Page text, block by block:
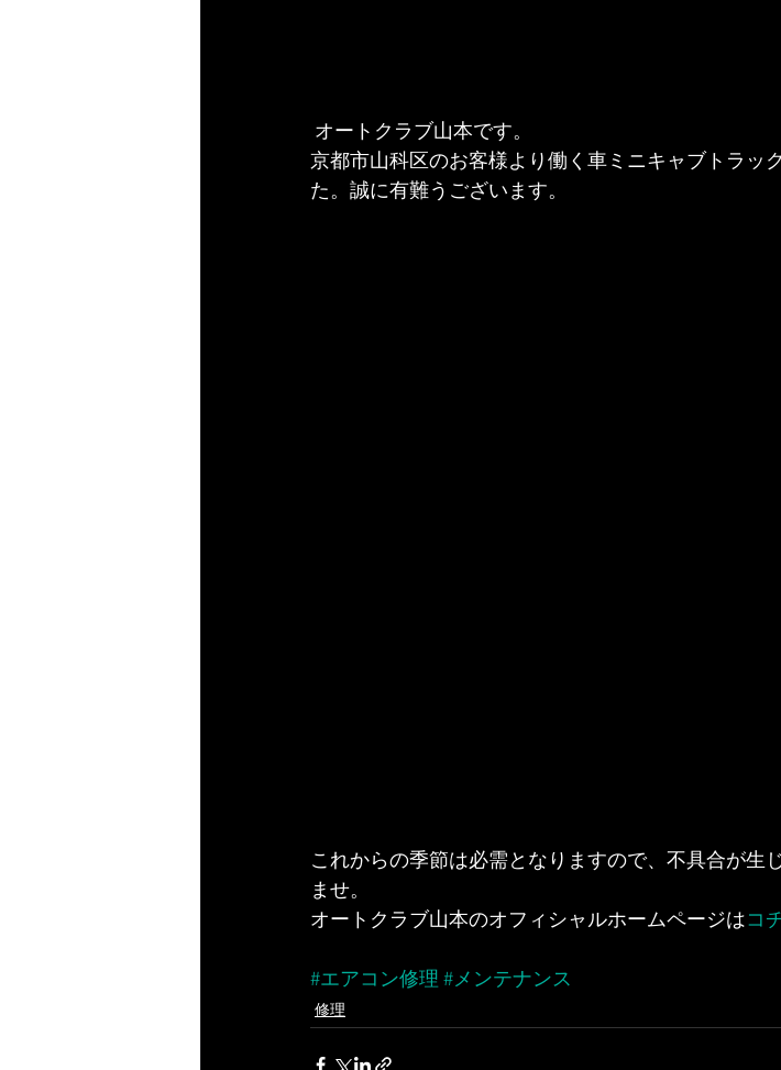
オートクラブ山本です。
京都市山科区のお客様より働く車ミニキャブトラッ
た。誠に有難うございます。
これからの季節は必需となりますので、不具合が生
ませ。
オートクラブ山本のオフィシャルホームページはコ
#エアコン修理#メンテナンス
修理